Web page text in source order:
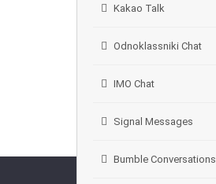
Kakao Talk
Odnoklassniki Chat
IMO Chat
Signal Messages
Bumble Conversations